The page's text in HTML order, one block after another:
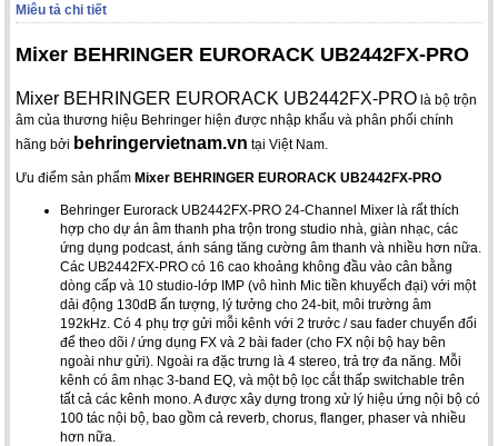
Miêu tả chi tiết
Mixer BEHRINGER EURORACK UB2442FX-PRO
Mixer BEHRINGER EURORACK UB2442FX-PRO là bộ trộn
âm của thương hiệu Behringer hiện được nhập khẩu và phân phối chính
hãng bởi behringervietnam.vn tại Việt Nam.
Ưu điểm sản phẩmMixer BEHRINGER EURORACK UB2442FX-PRO
Behringer Eurorack UB2442FX-PRO 24-Channel Mixer là rất thích
hợp cho dự án âm thanh pha trộn trong studio nhà, giàn nhạc, các
ứng dụng podcast, ánh sáng tăng cường âm thanh và nhiều hơn nữa.
Các UB2442FX-PRO có 16 cao khoảng không đầu vào cân bằng
dòng cấp và 10 studio-lớp IMP (vô hình Mic tiền khuyếch đại) với một
dải động 130dB ấn tượng, lý tưởng cho 24-bit, môi trường âm
192kHz. Có 4 phụ trợ gửi mỗi kênh với 2 trước / sau fader chuyển đổi
để theo dõi / ứng dụng FX và 2 bài fader (cho FX nội bộ hay bên
ngoài như gửi). Ngoài ra đặc trưng là 4 stereo, trả trợ đa năng. Mỗi
kênh có âm nhạc 3-band EQ, và một bộ lọc cắt thấp switchable trên
tất cả các kênh mono. A được xây dựng trong xử lý hiệu ứng nội bộ có
100 tác nội bộ, bao gồm cả reverb, chorus, flanger, phaser và nhiều
hơn nữa.